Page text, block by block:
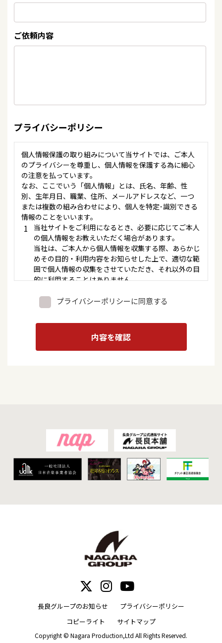
ご依頼内容
プライバシーポリシー
個人情報保護の取り組みについて当サイトでは、ご本人
のプライバシーを尊重し、個人情報を保護する為に細心
の注意を払っています。
なお、ここでいう「個人情報」とは、氏名、年齢、性
別、生年月日、職業、住所、メールアドレスなど、一つ
または複数の組み合わせにより、個人を特定･識別できる
情報のことをいいます。
1
当社サイトをご利用になるとき、必要に応じてご本人
の個人情報をお教えいただく場合があります。
当社は、ご本人から個人情報を収集する際、あらかじ
めその目的・利用内容をお知らせした上で、適切な範
囲で個人情報の収集をさせていただき、それ以外の目
的に利用することはありません。
の他法令等により例外として認められた場合は、利用
目的の明示を省略させていただくことがあります。
当社は、ご本人のご承諾がない限り、収集した個人情
報を第三者に提供いたしません。但し、法令により開
示を求められた場合や公的機関から開示を求められた
場合には、ご本人の同意を得ることなく個人情報を開
当社は個人情報の保護に関する法令およびその他関連
する規範等を遵守いたします。
当社は法令等の変更に伴い、本内容を変更することが
あります。変更内容については当サイトにて一定期間
掲載いたします。訂正した内容にご同意いただけない
新かつ正確な情報を掲載するように努めております
が、その完全性・正確性・有用性について保証するも
のではありません。
各自の責任と判断のもとにご利用いただき、万一、こ
については、当社は一切責任を負いません。
当サイトの完全な運用に努めますが、ネットの中断、
運営の停止などによってご利用者に損害が生じた場合
でも、当社は一切責任を負いません。
当サイトの情報、プログラムなどを使用した結果生じ
たいかなる損害に対しても、当社は一切責任を負いま
プライバシーポリシーに同意する
内容を確認
長良グループのお知らせ
プライバシーポリシー
コピーライト
サイトマップ
Copyright © Nagara Production,Ltd All Rights Reserved.